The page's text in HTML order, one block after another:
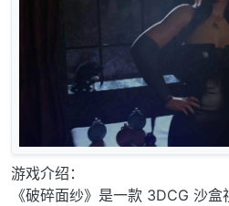
游戏介绍：
《破碎面纱》是一款 3DCG 沙